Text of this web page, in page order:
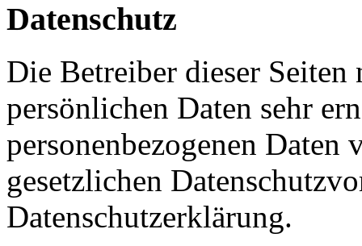
Datenschutz
Die Betreiber dieser Seiten
persönlichen Daten sehr
personenbezogenen Daten
gesetzlichen
Datenschutzerklärung.